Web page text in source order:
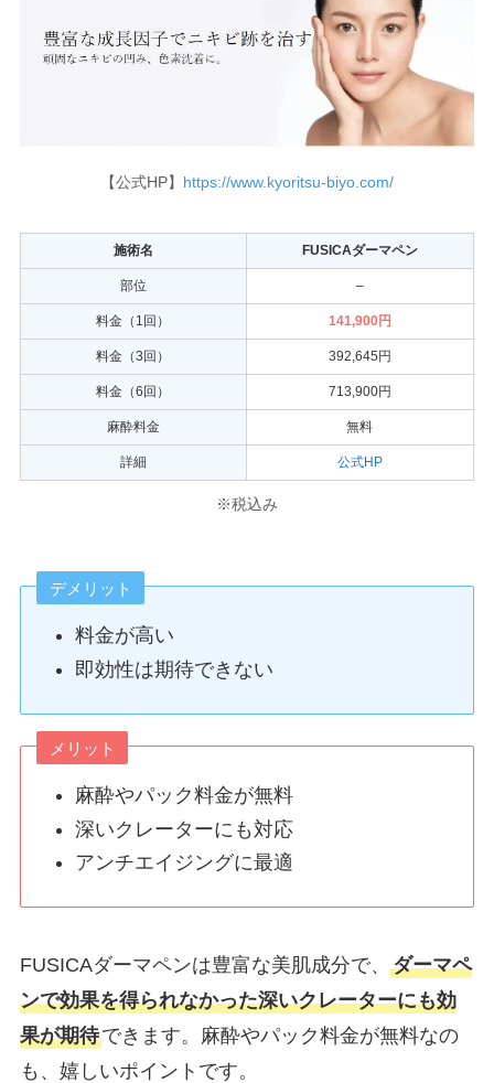
【公式HP】 https://www.kyoritsu-biyo.com/
施術名 FUSICAダーマペン
部位 –
料金（1回） 141,900円
料金（3回） 392,645円
料金（6回） 713,900円
麻酔料金 無料
詳細 公式HP
※税込み
デメリット
料金が高い
即効性は期待できない
メリット
麻酔やパック料金が無料
深いクレーターにも対応
アンチエイジングに最適
FUSICAダーマペンは豊富な美肌成分で、 ダーマペ
ンで効果を得られなかった深いクレーターにも効
果が期待できます。麻酔やパック料金が無料なの
も、嬉しいポイントです。